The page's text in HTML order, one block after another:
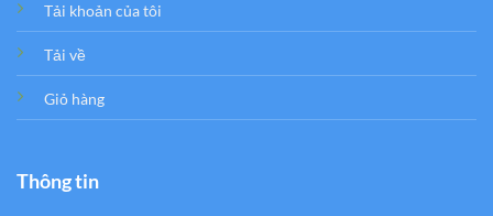
Tải khoản của tôi
Tải về
Giỏ hàng
Thông tin